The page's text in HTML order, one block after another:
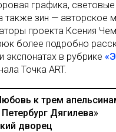
графика,
также зин — авторское
проекта Ксения
более подробно
экспонатах в рубрике
Точка ART.
к трем
Дягилева»
дворец